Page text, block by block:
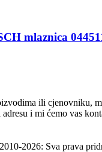
mlaznica
ili cjenovniku,
i mi ćemo vas
2026: Sva prava